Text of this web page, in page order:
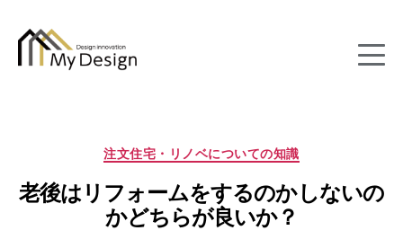
カ
ゴ
リ
ー
注文住宅・リノベについての知識
老後はリフォームをするのかしないの
かどちらが良いか？